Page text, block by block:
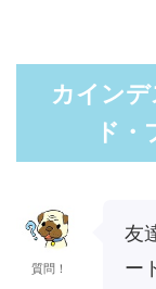
カイン
ド
質問！
友
ー